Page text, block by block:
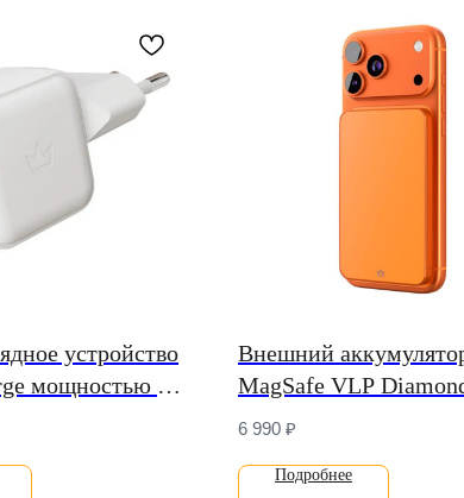
устройство
мощностью 45
Внешний
MagSafe VLP
(Qi2) (5000 мА·ч)
6 990 ₽
Подробнее